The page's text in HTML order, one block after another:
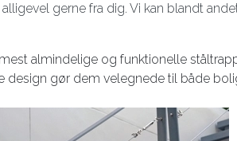
gerne fra dig. Vi kan blandt
almindelige og funktionelle
design gør dem velegnede til både